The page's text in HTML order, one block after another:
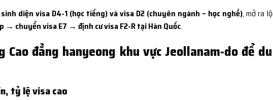
diện visa D4-1 (học tiếng) và visa D2 (chuyên ngành – học nghề), mở ra lộ
chuyển visa E7 → định cư visa F2-R tại Hàn Quốc.
Cao đẳng hanyeong khu vực Jeollanam-do để du
tỷ lệ visa cao